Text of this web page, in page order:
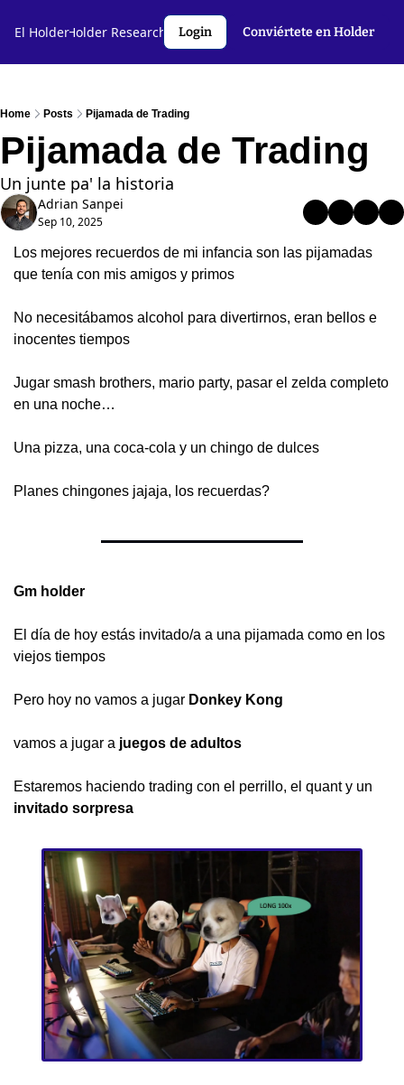
El Holder
Holder🤝 Holder Research💻️ Criptoslang🗣️ Autores
Login Conviértete en Holder
Home Posts Pijamada de Trading
Pijamada de Trading
Un junte pa' la historia
Adrian Sanpei
Sep 10, 2025
Los mejores recuerdos de mi infancia son las pijamadas
que tenía con mis amigos y primos
No necesitábamos alcohol para divertirnos, eran bellos e
inocentes tiempos
Jugar smash brothers, mario party, pasar el zelda completo
en una noche…
Una pizza, una coca-cola y un chingo de dulces
Planes chingones jajaja, los recuerdas?
Gm holder
El día de hoy estás invitado/a a una pijamada como en los
viejos tiempos
Pero hoy no vamos a jugar Donkey Kong
vamos a jugar a juegos de adultos
invitado sorpresa